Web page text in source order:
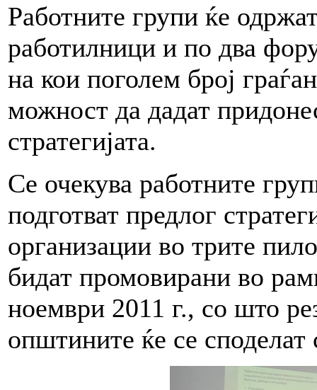
Работните групи ќе
работилници и по два
на кои поголем број
можност да дадат
стратегијата.
Се очекува работните
подготват предлог
организации во трите
бидат промовирани во
ноември 2011 г., со што
општините ќе се